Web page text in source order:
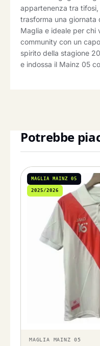
appartenenza tra
trasforma una giornata
Maglia e ideale per chi
community con un
spirito della stagione
e indossa il Mainz 05
Potrebbe
MAGLIA MAINZ 05
2025/2026
MAGLIA MAINZ 05